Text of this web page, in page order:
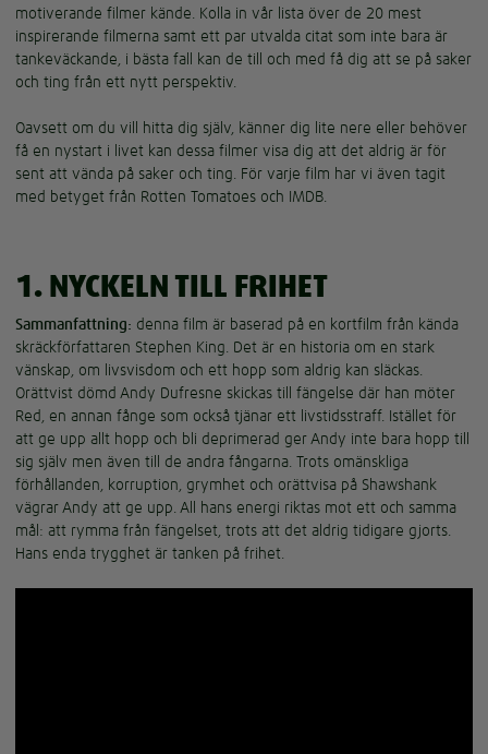
motiverande filmer kände. Kolla in vår lista över de 20 mest
inspirerande filmerna samt ett par utvalda citat som inte bara är
tankeväckande, i bästa fall kan de till och med få dig att se på saker
och ting från ett nytt perspektiv.
Oavsett om du vill hitta dig själv, känner dig lite nere eller behöver
få en nystart i livet kan dessa filmer visa dig att det aldrig är för
sent att vända på saker och ting. För varje film har vi även tagit
med betyget från Rotten Tomatoes och IMDB.
1. NYCKELN TILL FRIHET
Sammanfattning: denna film är baserad på en kortfilm från kända
skräckförfattaren Stephen King. Det är en historia om en stark
vänskap, om livsvisdom och ett hopp som aldrig kan släckas.
Orättvist dömd Andy Dufresne skickas till fängelse där han möter
Red, en annan fånge som också tjänar ett livstidsstraff. Istället för
att ge upp allt hopp och bli deprimerad ger Andy inte bara hopp till
sig själv men även till de andra fångarna. Trots omänskliga
förhållanden, korruption, grymhet och orättvisa på Shawshank
vägrar Andy att ge upp. All hans energi riktas mot ett och samma
mål: att rymma från fängelset, trots att det aldrig tidigare gjorts.
Hans enda trygghet är tanken på frihet.